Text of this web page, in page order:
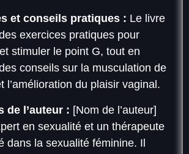
et conseils pratiques : Le livre
exercices pratiques pour
stimuler le point G, tout en
conseils sur la musculation de
l’amélioration du plaisir vaginal.
de l’auteur : [Nom de l’auteur]
en sexualité et un thérapeute
dans la sexualité féminine. Il